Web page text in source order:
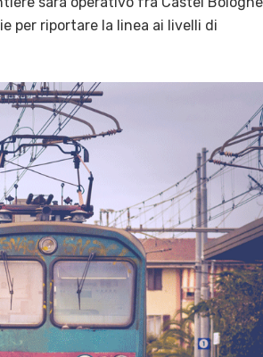
per riportare la linea ai livelli di